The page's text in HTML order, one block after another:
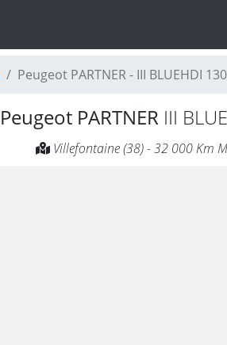
Peugeot PARTNER - III BLUEHDI
Peugeot PARTNER III
Villefontaine (38) - 32 000 Km